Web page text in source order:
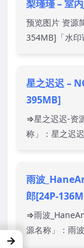
梨瑾瑾 – 室
预览图片 资源
354MB]「水印
星之迟迟 –
395MB]
⇒星之迟迟-资
称」：星之迟
雨波
郎[24P-
⇒雨波
源名称」：雨
→